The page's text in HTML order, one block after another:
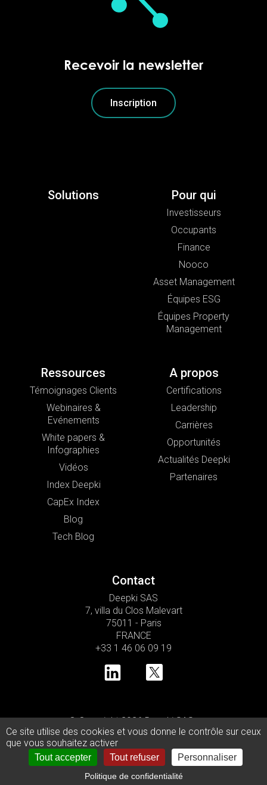
Recevoir la newsletter
Inscription
Solutions Pour qui
Investisseurs
Occupants
Finance
Nooco
Asset Management
Équipes ESG
Équipes Property
Management
Ressources
Témoignages Clients
Webinaires &
Evénements
White papers &
Infographies
Vidéos
Index Deepki
CapEx Index
Blog
Tech Blog
A propos
Certifications
Leadership
Carrières
Opportunités
Actualités Deepki
Partenaires
Contact
Deepki SAS
7, villa du Clos Malevart
75011 - Paris
FRANCE
+33 1 46 06 09 19
© Copyright 2026 Deepki SAS •
Politique de confidentialité
Politique d’utilisation des cookies
Mentions légales
Ce site utilise des cookies et vous donne le contrôle sur ceux
que vous souhaitez activer
Tout accepter Tout refuser Personnaliser
Politique de confidentialité